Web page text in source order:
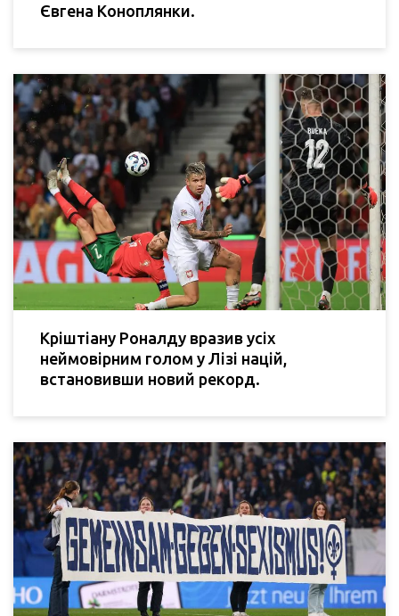
Євгена Коноплянки.
Кріштіану Роналду вразив усіх
неймовірним голом у Лізі націй,
встановивши новий рекорд.